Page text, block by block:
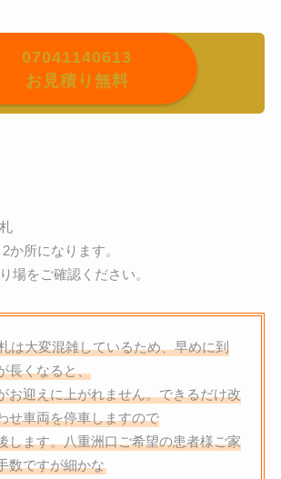
07041140613
お見積り無料
所になります。
場をご確認ください。
は大変混雑しているため、早めに到
長くなると、
お迎えに上がれません。できるだけ改
せ車両を停車しますので
します。八重洲口ご希望の患者様ご家
数ですが細かな